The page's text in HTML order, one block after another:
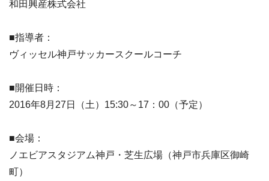
和田興産株式会社
■指導者：
ヴィッセル神戸サッカースクールコーチ
■開催日時：
2016年8月27日（土）15:30～17：00（予定）
■会場：
ノエビアスタジアム神戸・芝生広場（神戸市兵庫区御崎
町）